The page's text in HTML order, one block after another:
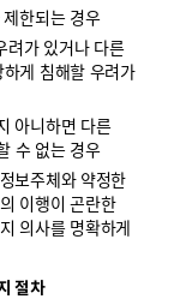
한되는 경우
려가 있거나 다른
게 침해할 우려가
아니하면 다른
수 없는 경우
보주체와 약정한
이행이 곤란한
의사를 명확하게
절차